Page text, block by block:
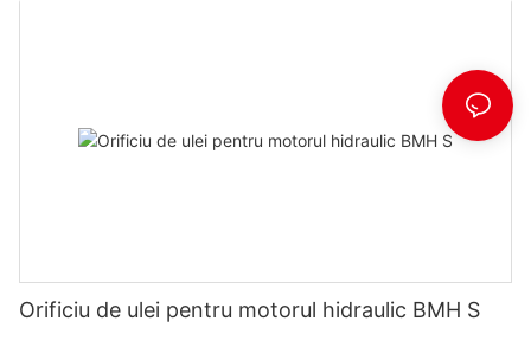
Orificiu de ulei pentru motorul hidraulic BMH S